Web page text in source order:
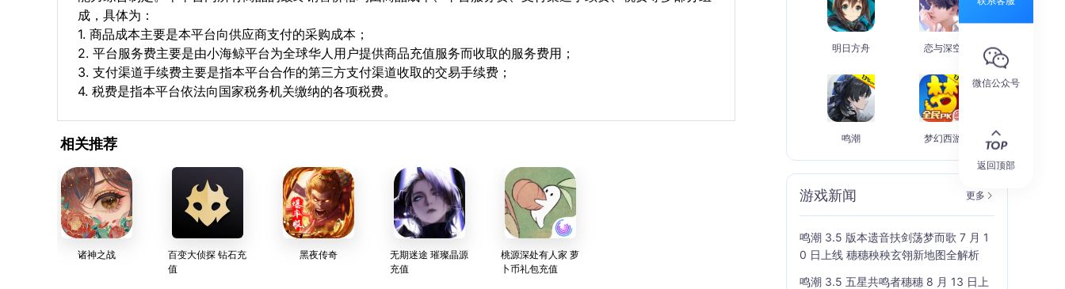
成，具体为：
1. 商品成本主要是本平台向供应商支付的采购成本；
2. 平台服务费主要是由小海鲸平台为全球华人用户提供商品充值服务而收取的服务费用；
3. 支付渠道手续费主要是指本平台合作的第三方支付渠道收取的交易手续费；
4. 税费是指本平台依法向国家税务机关缴纳的各项税费。
相关推荐
诸神之战
百变大侦探 钻石充
值
黑夜传奇
无期迷途 璀璨晶源
充值
桃源深处有人家 萝
卜币礼包充值
明日方舟 恋与深空
鸣潮 梦幻西游
游戏新闻 更多
鸣潮 3.5 版本遗音扶剑荡梦而歌 7 月 1
0 日上线 穗穗秧秧玄翎新地图全解析
鸣潮 3.5 五星共鸣者穗穗 8 月 13 日上
微信公众号
返回顶部